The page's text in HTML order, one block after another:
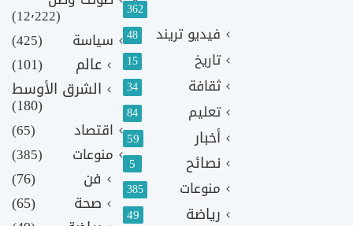
362
فيديو تريند 48
تاريخ 15
ثقافة 34
تعليم 84
أخبار 59
نصائح 5
منوعات 385
رياضة 49
(12٬222)
سياسة
(425)
عالم
(101)
الشرق الأوسط
(180)
اقتصاد
(65)
منوعات
(385)
فن
(76)
صحة
(65)